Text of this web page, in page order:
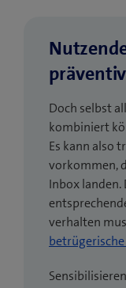
um nicht nur
auch
Doch selbst
kombiniert
Es kann also
vorkommen,
Inbox landen.
verhalten